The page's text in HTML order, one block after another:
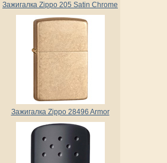
Зажигалка Zippo 205 Satin Chrome
Зажигалка Zippo 28496 Armor